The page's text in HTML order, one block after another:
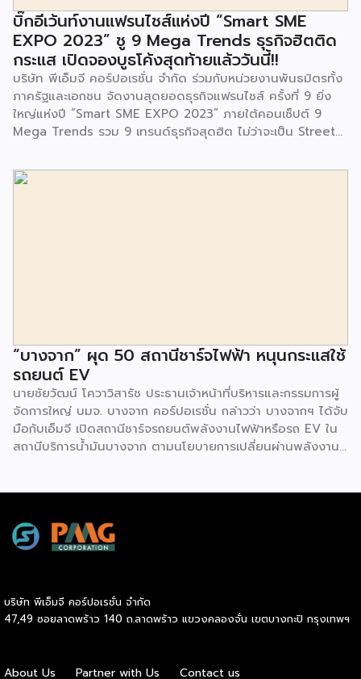
จนประชาชนในชุมชนและพื้นที่ใกล้เคียง รวมถึงคณะครู ผู้ปกครอง
และนักเรียนจากศูนย์พัฒนาเด็กเล็กก่อนวัยเรียน ชุมชนเกาะมุสลิม
ร่วมเป็นเกียรติในพิธีดังกล่าว โครงการกำจัดมูลฝอยด้วยวิธีการ
เผาไหม้ฯ ยังมีกิจกรรมเพื่อสังคมหรือ CSR อื่นๆ อีกมากมาย กับ
ชุมชนรอบๆ พื้นที่โครงการอย่างต่อเนื่อง อาทิ การลงพื้นที่
ประชาสัมพันธ์ […]
บิ๊กอีเว้นท์งานแฟรนไชส์แห่งปี “Smart SME
EXPO 2023” ชู 9 Mega Trends ธุรกิจฮิตติด
กระแส เปิดจองบูธโค้งสุดท้ายแล้ววันนี้!!
บริษัท พีเอ็มจี คอร์ปอเรชั่น จำกัด ร่วมกับหน่วยงานพันธมิตรทั้ง
ภาครัฐและเอกชน จัดงานสุดยอดธุรกิจแฟรนไชส์ ครั้งที่ 9 ยิ่ง
ใหญ่แห่งปี “Smart SME EXPO 2023” ภายใต้คอนเซ็ปต์ 9
Mega Trends รวม 9 เทรนด์ธุรกิจสุดฮิต ไม่ว่าจะเป็น Street
Trends, Coffee & Beverage Trends, Education Trends,
Health & Wellness Trends, E-Commerce Trends,
“บางจาก” ผุด 50 สถานีชาร์จไฟฟ้า หนุนกระแสใช้
รถยนต์ EV
นายชัยวัฒน์ โควาวิสารัช ประธานเจ้าหน้าที่บริหารและกรรมการผู้
จัดการใหญ่ บมจ. บางจาก คอร์ปอเรชั่น กล่าวว่า บางจากฯ ได้จับ
มือกับเอ็มจี เปิดสถานีชาร์จรถยนต์พลังงานไฟฟ้าหรือรถ EV ใน
สถานีบริการน้ำมันบางจาก ตามนโยบายการเปลี่ยนผ่านพลังงาน
สถานีบริการน้ำมันบางจากมีสถานีชาร์จรถ EV ทั้งในกรุงเทพฯ
และต่างจังหวัด ครอบคลุมทั่วประเทศ .โดยความร่วมมือครั้งนี้
สถานีชาร์จรถยนต์ไฟฟ้า “MG Super Charge” ในสถานีบริการ
น้ำมันบางจาก ครอบคลุมทั้งในเขตกรุงเทพฯ นนทบุรีและ
บริษัท พีเอ็มจี คอร์ปอเรชั่น จำกัด
47,49 ซอยลาดพร้าว 140 ถ.ลาดพร้าว แขวงคลองจั่น เขตบางกะปิ กรุงเทพฯ
About Us Partner with Us Contact us